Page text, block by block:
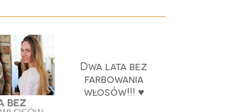
Dwa lata bez
farbowania
włosów!!! ♥